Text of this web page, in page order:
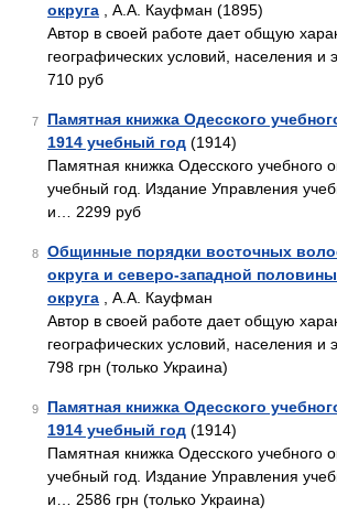
округа , А.А. Кауфман (1895)
Автор в своей работе дает общую
географических условий, населения и
710 руб
7
Памятная книжка Одесского
1914 учебный год (1914)
Памятная книжка Одесского учебного
учебный год. Издание Управления
и… 2299 руб
8
Общинные порядки восточных
округа и северо-западной
округа , А.А. Кауфман
Автор в своей работе дает общую
географических условий, населения и
798 грн (только Украина)
9
Памятная книжка Одесского
1914 учебный год (1914)
Памятная книжка Одесского учебного
учебный год. Издание Управления
и… 2586 грн (только Украина)